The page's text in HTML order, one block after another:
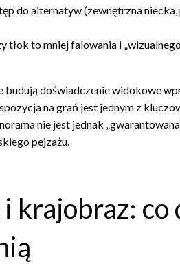
do alternatyw (zewnętrzna
tłok to mniej falowania i
doświadczenie widokowe
na grań jest jednym z
nie jest jednak
pejzażu.
krajobraz: co